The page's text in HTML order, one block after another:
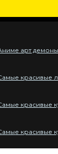
арт
красивые
красивые
красивые